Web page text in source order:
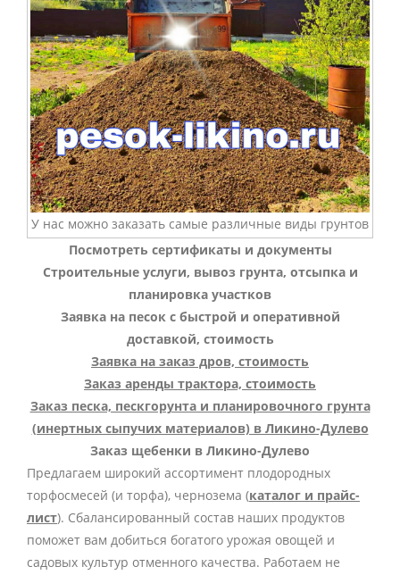
У нас можно заказать самые различные виды грунтов
Посмотреть сертификаты и документы
Строительные услуги, вывоз грунта, отсыпка и
планировка участков
Заявка на песок с быстрой и оперативной
доставкой, стоимость
Заявка на заказ дров, стоимость
Заказ аренды трактора, стоимость
Заказ песка, пескгорунта и планировочного грунта
(инертных сыпучих материалов) в Ликино-Дулево
Заказ щебенки в Ликино-Дулево
Предлагаем широкий ассортимент плодородных
торфосмесей (и торфа), чернозема (каталог и прайс-
лист). Сбалансированный состав наших продуктов
поможет вам добиться богатого урожая овощей и
садовых культур отменного качества. Работаем не